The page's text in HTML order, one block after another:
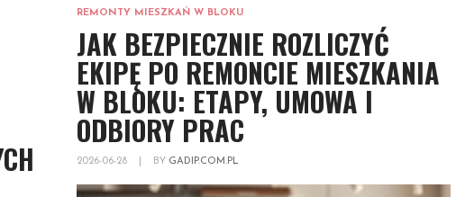
REMONTY MIESZKAŃ W BLOKU
JAK BEZPIECZNIE ROZLICZYĆ
EKIPĘ PO REMONCIE MIESZKANIA
W BLOKU: ETAPY, UMOWA I
ODBIORY PRAC
2026-06-28 BY GADIP.COM.PL